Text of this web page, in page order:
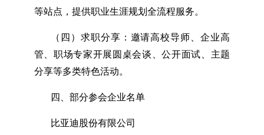
等站点，提供职业生涯规划全流程服务。
（四）求职分享：邀请高校导师、企业高
管、职场专家开展圆桌会谈、公开面试、主题
分享等多类特色活动。
四、部分参会企业名单
比亚迪股份有限公司